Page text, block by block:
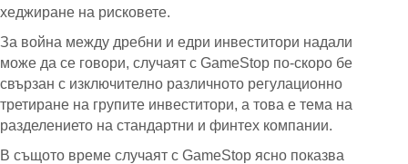
хеджиране на рисковете.
За война между дребни и едри инвеститори надали
може да се говори, случаят с GameStop по-скоро бе
свързан с изключително различното регулационно
третиране на групите инвеститори, а това е тема на
разделението на стандартни и финтех компании.
В същото време случаят с GameStop ясно показва